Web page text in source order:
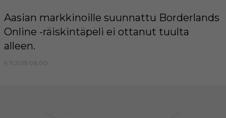
Aasian markkinoille suunnattu Borderlands
Online -räiskintäpeli ei ottanut tuulta
alleen.
9.11.2015 06:00